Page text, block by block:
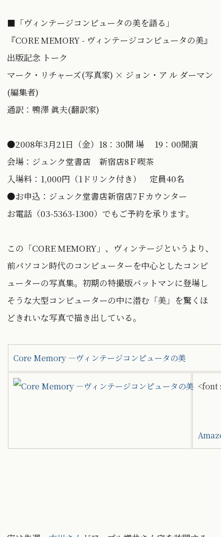
■「ヴィンテージコンピュータの美を語る」
『CORE MEMORY - ヴィンテージコンピュータの美』
出版記念 トーク
マーク・リチャーズ(写真家) × ジョン・ア ル ダーマン
(編集者)
通訳：鴨澤 眞夫(翻訳家)
●2008年3月21日（金）18：30開 場 19：00開演
会場：ジュンク堂書店 新宿店8Ｆ喫茶
入場料：1,000円（1ドリンク付き） 定員40名
●お申込：ジュンク堂書店新宿店7Ｆカウンター
お電話（03-5363-1300）でもご予約を承ります。
この「CORE MEMORY」、ヴィンテージというより、
前パソコン時代のコンピューターを中心としたコンピ
ューターの写真集。初期の特撮版バットマンに登場し
そうな大型コンピューターの中に潜む「美」を驚くほ
どきれいな写真で描き出している。
Core Memory ―ヴィンテージコンピュータの美
<font